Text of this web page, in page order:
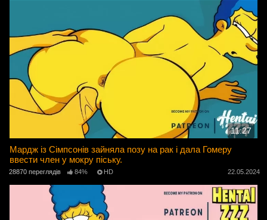
11:27
Мардж із Сімпсонів зайняла позу на рак і дала Гомеру
ввести член у мокру піську.
28870 переглядів 84% HD 22.05.2024